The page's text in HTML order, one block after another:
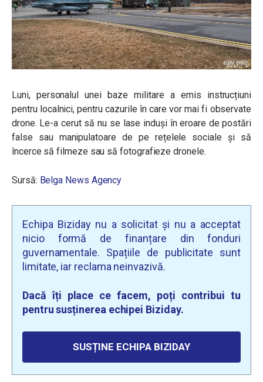
Luni, personalul unei baze militare a emis instrucțiuni
pentru localnici, pentru cazurile în care vor mai fi observate
drone. Le-a cerut să nu se lase induși în eroare de postări
false sau manipulatoare de pe rețelele sociale și să
încerce să filmeze sau să fotografieze dronele.
Sursă: Belga News Agency
Echipa Biziday nu a solicitat și nu a acceptat
nicio formă de finanțare din fonduri
guvernamentale. Spațiile de publicitate sunt
limitate, iar reclama neinvazivă.
Dacă îți place ce facem, poți contribui tu
pentru susținerea echipei Biziday.
SUSȚINE ECHIPA BIZIDAY